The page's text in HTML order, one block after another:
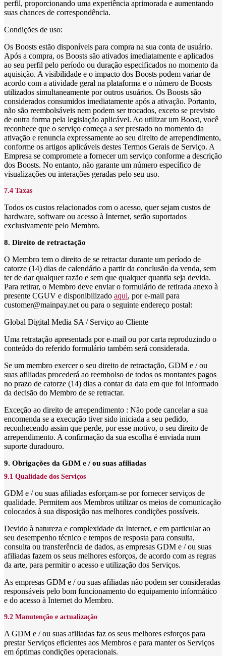
perfil, proporcionando uma experiência aprimorada e aumentando
suas chances de correspondência.
Condições de uso:
Os Boosts estão disponíveis para compra na sua conta de usuário.
Após a compra, os Boosts são ativados imediatamente e aplicados
ao seu perfil pelo período ou duração especificados no momento da
aquisição. A visibilidade e o impacto dos Boosts podem variar de
acordo com a atividade geral na plataforma e o número de Boosts
utilizados simultaneamente por outros usuários. Os Boosts são
considerados consumidos imediatamente após a ativação. Portanto,
não são reembolsáveis nem podem ser trocados, exceto se previsto
de outra forma pela legislação aplicável. Ao utilizar um Boost, você
reconhece que o serviço começa a ser prestado no momento da
ativação e renuncia expressamente ao seu direito de arrependimento,
conforme os artigos aplicáveis destes Termos Gerais de Serviço. A
Empresa se compromete a fornecer um serviço conforme a descrição
dos Boosts. No entanto, não garante um número específico de
visualizações ou interações geradas pelo seu uso.
7.4 Taxas
Todos os custos relacionados com o acesso, quer sejam custos de
hardware, software ou acesso à Internet, serão suportados
exclusivamente pelo Membro.
8. Direito de retractação
O Membro tem o direito de se retractar durante um período de
catorze (14) dias de calendário a partir da conclusão da venda, sem
ter de dar qualquer razão e sem que qualquer quantia seja devida.
Para retirar, o Membro deve enviar o formulário de retirada anexo à
presente CGUV e disponibilizado aqui, por e-mail para
customer@mainpay.net ou para o seguinte endereço postal:
Global Digital Media SA / Serviço ao Cliente
Uma retratação apresentada por e-mail ou por carta reproduzindo o
conteúdo do referido formulário também será considerada.
Se um membro exercer o seu direito de retractação, GDM e / ou
suas afiliadas procederá ao reembolso de todos os montantes pagos
no prazo de catorze (14) dias a contar da data em que foi informado
da decisão do Membro de se retractar.
Exceção ao direito de arrependimento : Não pode cancelar a sua
encomenda se a execução tiver sido iniciada a seu pedido,
reconhecendo assim que perde, por esse motivo, o seu direito de
arrependimento. A confirmação da sua escolha é enviada num
suporte duradouro.
9. Obrigações da GDM e / ou suas afiliadas
9.1 Qualidade dos Serviços
GDM e / ou suas afiliadas esforçam-se por fornecer serviços de
qualidade. Permitem aos Membros utilizar os meios de comunicação
colocados à sua disposição nas melhores condições possíveis.
Devido à natureza e complexidade da Internet, e em particular ao
seu desempenho técnico e tempos de resposta para consulta,
consulta ou transferência de dados, as empresas GDM e / ou suas
afiliadas fazem os seus melhores esforços, de acordo com as regras
da arte, para permitir o acesso e utilização dos Serviços.
As empresas GDM e / ou suas afiliadas não podem ser consideradas
responsáveis pelo bom funcionamento do equipamento informático
e do acesso à Internet do Membro.
9.2 Manutenção e actualização
A GDM e / ou suas afiliadas faz os seus melhores esforços para
prestar Serviços eficientes aos Membros e para manter os Serviços
em óptimas condições operacionais.